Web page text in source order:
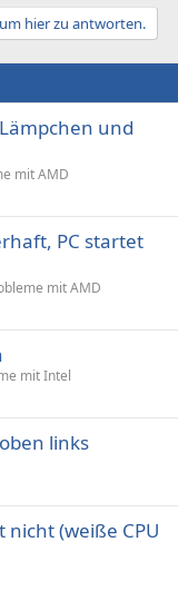
hier zu antworten.
und
mit AMD
PC startet
mit AMD
mit Intel
links
(weiße CPU